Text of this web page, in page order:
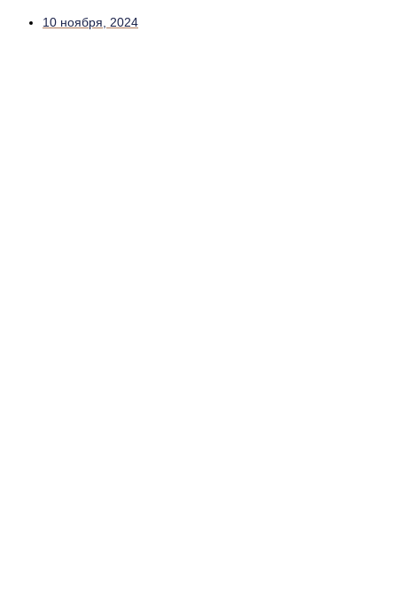
10 ноября, 2024